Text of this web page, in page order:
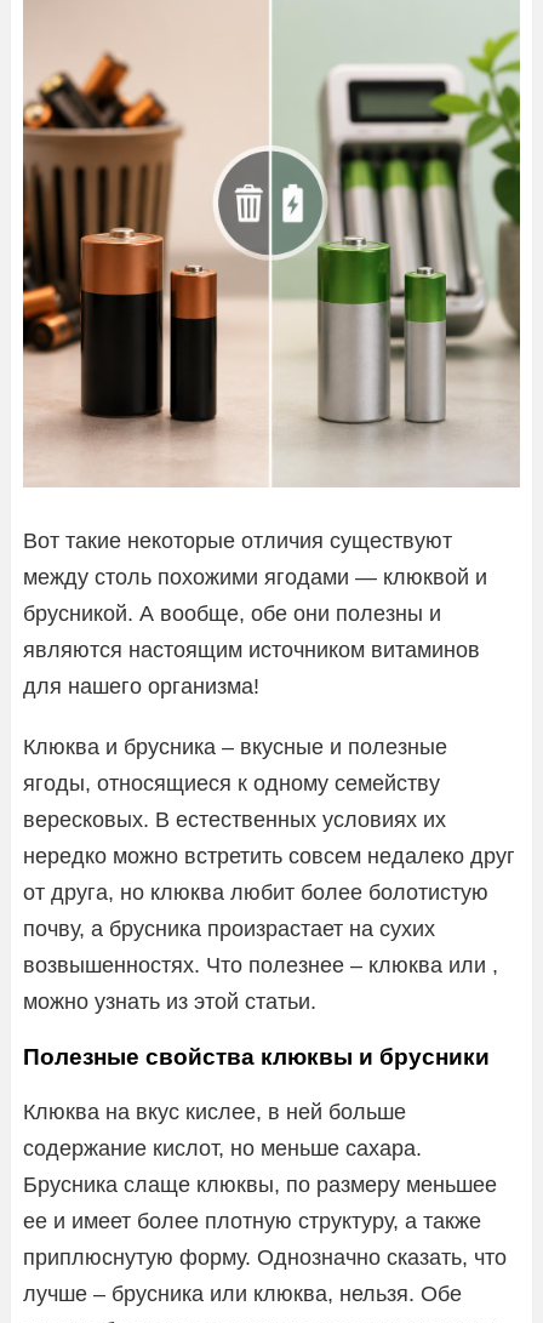
Вот такие некоторые отличия существуют
между столь похожими ягодами — клюквой и
брусникой. А вообще, обе они полезны и
являются настоящим источником витаминов
для нашего организма!
Клюква и брусника – вкусные и полезные
ягоды, относящиеся к одному семейству
вересковых. В естественных условиях их
нередко можно встретить совсем недалеко друг
от друга, но клюква любит более болотистую
почву, а брусника произрастает на сухих
возвышенностях. Что полезнее – клюква или ,
можно узнать из этой статьи.
Полезные свойства клюквы и брусники
Клюква на вкус кислее, в ней больше
содержание кислот, но меньше сахара.
Брусника слаще клюквы, по размеру меньшее
ее и имеет более плотную структуру, а также
приплюснутую форму. Однозначно сказать, что
лучше – брусника или клюква, нельзя. Обе